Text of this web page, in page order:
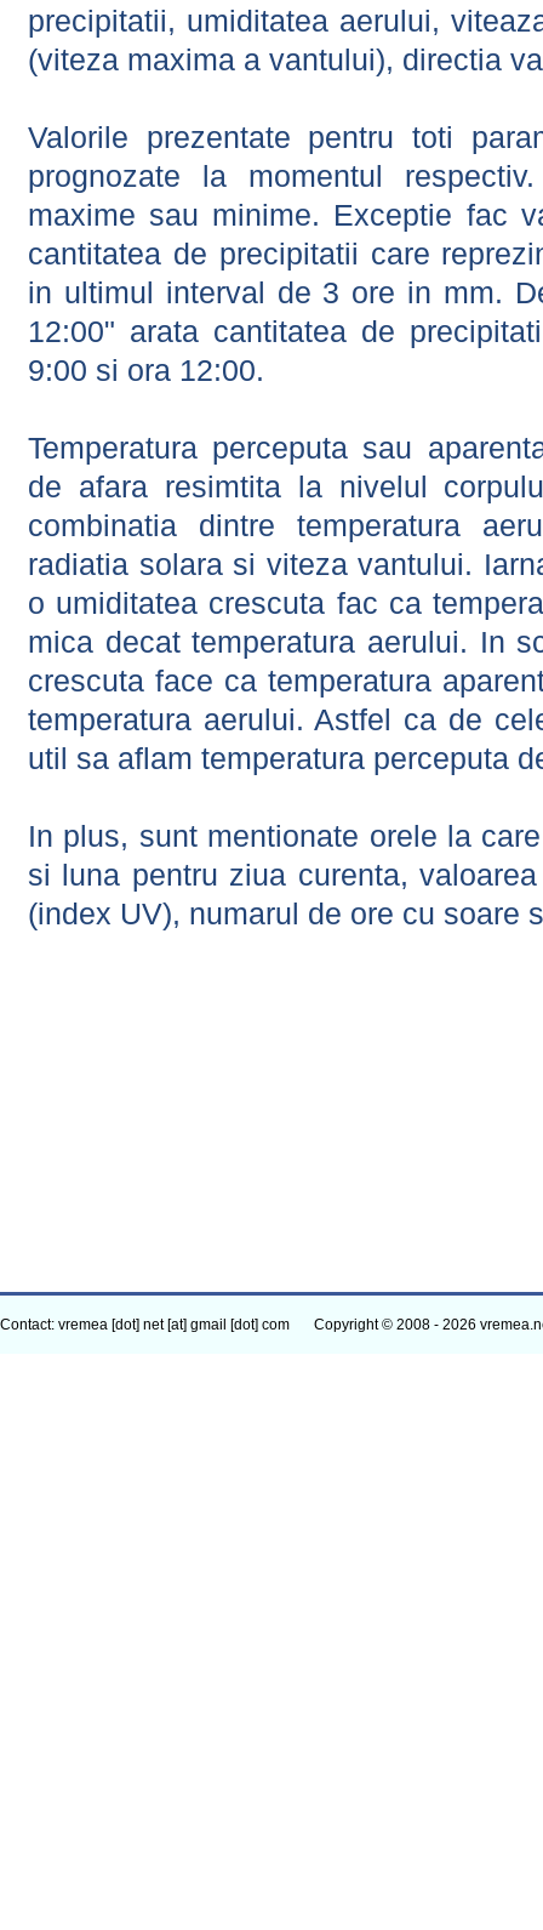
precipitatii, umiditatea aerului,
(viteza maxima a vantului), directia
Valorile prezentate pentru toti
prognozate la momentul
maxime sau minime. Exceptie fac
cantitatea de precipitatii care
in ultimul interval de 3 ore in mm.
12:00" arata cantitatea de
9:00 si ora 12:00.
Temperatura perceputa sau
de afara resimtita la nivelul
combinatia dintre temperatura
radiatia solara si viteza vantului.
o umiditatea crescuta fac ca
mica decat temperatura aerului. In
crescuta face ca temperatura
temperatura aerului. Astfel ca de
util sa aflam temperatura perceputa
In plus, sunt mentionate orele la
si luna pentru ziua curenta,
(index UV), numarul de ore cu soare
Contact: vremea [dot] net [at] gmail [dot] com Copyright © 2008 - 2026